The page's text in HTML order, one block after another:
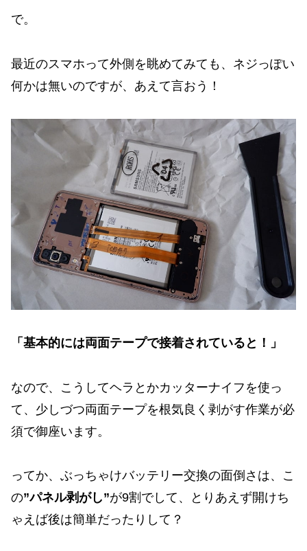
で。
最近のスマホって外側を眺めてみても、ネジっぽい
何かは無いのですが、あえて言おう！
「基本的には両面テープで接着されていると！」
なので、こうしてヘラとかカッターナイフを使っ
て、少しづつ両面テープを根気良く剥がす作業が必
須で御座います。
ってか、ぶっちゃけバッテリー交換の面倒さは、こ
の”パネル剥がし”が9割でして、とりあえず開けち
ゃえば後は簡単だったりして？